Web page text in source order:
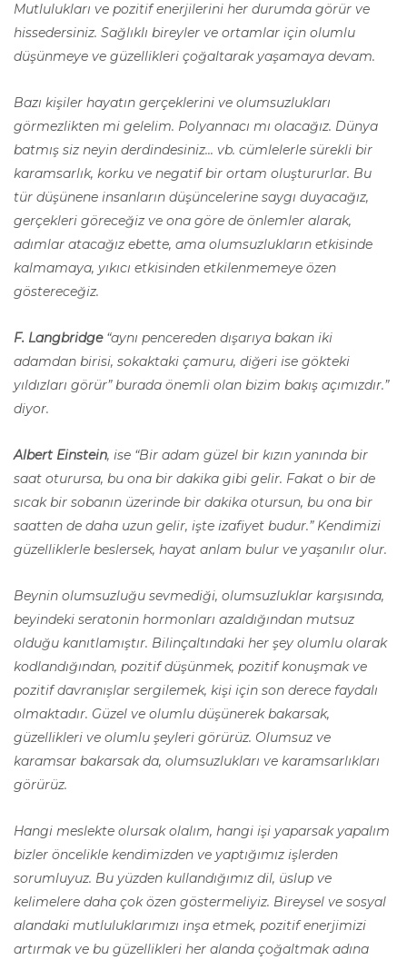
Mutlulukları ve pozitif enerjilerini her durumda görür ve
hissedersiniz. Sağlıklı bireyler ve ortamlar için olumlu
düşünmeye ve güzellikleri çoğaltarak yaşamaya devam.
Bazı kişiler hayatın gerçeklerini ve olumsuzlukları
görmezlikten mi gelelim. Polyannacı mı olacağız. Dünya
batmış siz neyin derdindesiniz... vb. cümlelerle sürekli bir
karamsarlık, korku ve negatif bir ortam oluştururlar. Bu
tür düşünene insanların düşüncelerine saygı duyacağız,
gerçekleri göreceğiz ve ona göre de önlemler alarak,
adımlar atacağız ebette, ama olumsuzlukların etkisinde
kalmamaya, yıkıcı etkisinden etkilenmemeye özen
göstereceğiz.
F. Langbridge“aynı pencereden dışarıya bakan iki
adamdan birisi, sokaktaki çamuru, diğeri ise gökteki
yıldızları görür” burada önemli olan bizim bakış açımızdır.”
diyor.
Albert Einstein, ise “Bir adam güzel bir kızın yanında bir
saat oturursa, bu ona bir dakika gibi gelir. Fakat o bir de
sıcak bir sobanın üzerinde bir dakika otursun, bu ona bir
saatten de daha uzun gelir, işte izafiyet budur.” Kendimizi
güzelliklerle beslersek, hayat anlam bulur ve yaşanılır olur.
Beynin olumsuzluğu sevmediği, olumsuzluklar karşısında,
beyindeki seratonin hormonları azaldığından mutsuz
olduğu kanıtlamıştır. Bilinçaltındaki her şey olumlu olarak
kodlandığından, pozitif düşünmek, pozitif konuşmak ve
pozitif davranışlar sergilemek, kişi için son derece faydalı
olmaktadır. Güzel ve olumlu düşünerek bakarsak,
güzellikleri ve olumlu şeyleri görürüz. Olumsuz ve
karamsar bakarsak da, olumsuzlukları ve karamsarlıkları
görürüz.
Hangi meslekte olursak olalım, hangi işi yaparsak yapalım
bizler öncelikle kendimizden ve yaptığımız işlerden
sorumluyuz. Bu yüzden kullandığımız dil, üslup ve
kelimelere daha çok özen göstermeliyiz. Bireysel ve sosyal
alandaki mutluluklarımızı inşa etmek, pozitif enerjimizi
artırmak ve bu güzellikleri her alanda çoğaltmak adına